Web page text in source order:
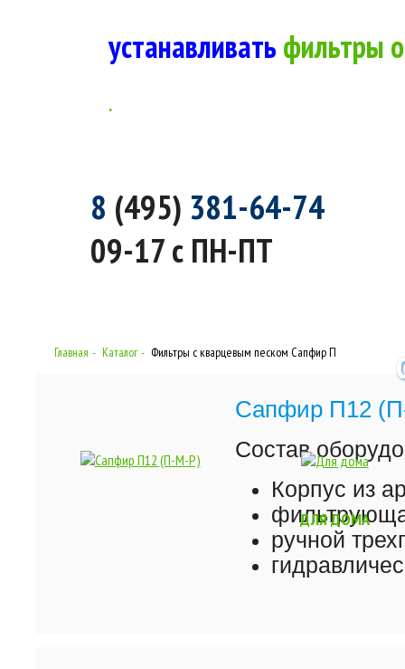
устанавливать фильтры
.
8 (495) 381-64-74
09-17 с ПН-ПТ
ДЛЯ ДОМА
Главная Каталог Фильтры с кварцевым песком Сапфир П
Сапфир П12
Состав
Корпус из
ручной